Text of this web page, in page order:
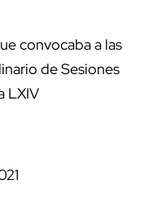
convocaba a las
de Sesiones
LXIV